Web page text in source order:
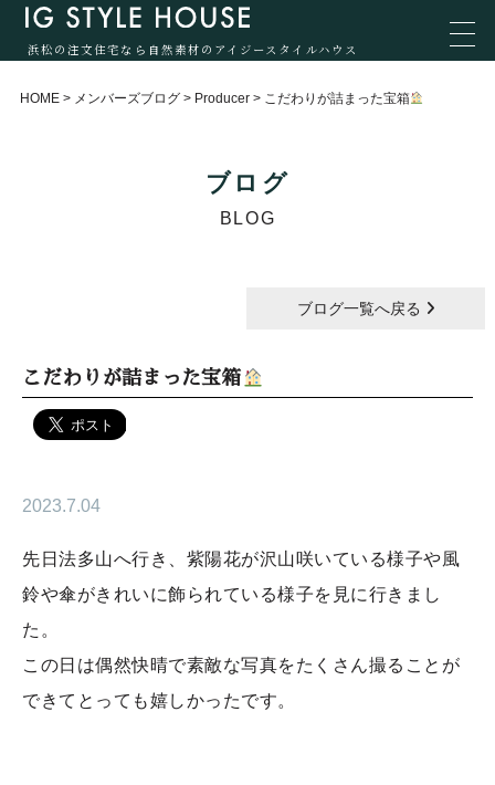
浜松の注文住宅なら自然素材のアイジースタイルハウス
HOME > メンバーズブログ > Producer > こだわりが詰まった宝箱
ブログ
BLOG
ブログ一覧へ戻る
こだわりが詰まった宝箱
2023.7.04
先日法多山へ行き、紫陽花が沢山咲いている様子や風
鈴や傘がきれいに飾られている様子を見に行きまし
た。
この日は偶然快晴で素敵な写真をたくさん撮ることが
できてとっても嬉しかったです。